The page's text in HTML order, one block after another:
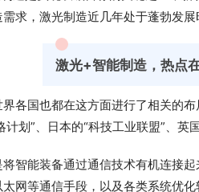
求，激光制造近几年处于蓬勃发展
激光+智能制造，热点
各国也都在这方面进行了相关的
划”、日本的“科技工业联盟”、英
智能装备通过通信技术有机连接
网等通信手段，以及各类系统优